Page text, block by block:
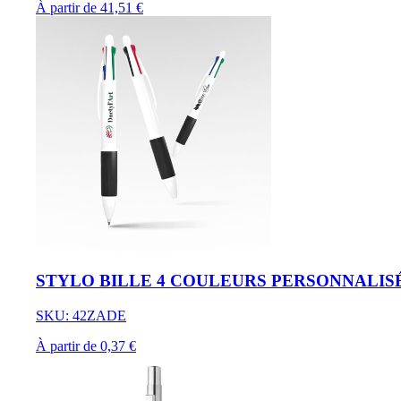
À partir de 41,51 €
STYLO BILLE 4 COULEURS
SKU: 42ZADE
À partir de 0,37 €